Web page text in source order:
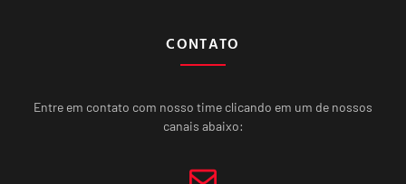
CONTATO
Entre em contato com nosso time clicando em um de nossos
canais abaixo: